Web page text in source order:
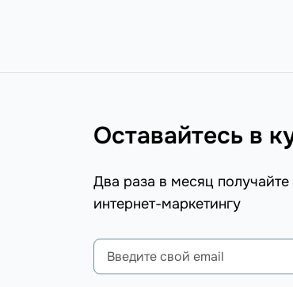
Оставайтесь в
Два раза в месяц получайте
интернет-маркетингу